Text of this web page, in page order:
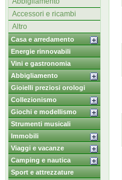
Accessori e ricambi
Altro
Casa e arredamento
Energie rinnovabili
Vini e gastronomia
Abbigliamento
Gioielli preziosi orologi
Collezionismo
Giochi e modellismo
Strumenti musicali
Immobili
Viaggi e vacanze
Camping e nautica
Sport e attrezzature